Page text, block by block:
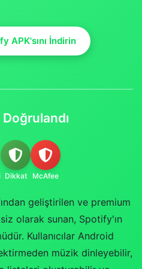
APK'sını İndirin
Dikkat McAfee
geliştirilen ve premium
olarak sunan, Spotify'ın
Kullanıcılar Android
müzik dinleyebilir,